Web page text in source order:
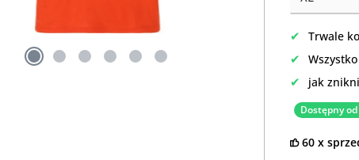
✔ Trwale
✔
✔ jak
Dostępny
60 x